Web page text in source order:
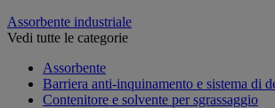
Assorbente industriale
Vedi tutte le categorie
Assorbente
Barriera anti-inquinamento e sistema di
Contenitore e solvente per sgrassaggio